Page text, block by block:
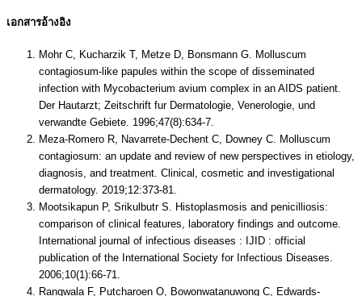
เอกสารอ้างอิง
Mohr C, Kucharzik T, Metze D, Bonsmann G. Molluscum
contagiosum-like papules within the scope of disseminated
infection with Mycobacterium avium complex in an AIDS patient.
Der Hautarzt; Zeitschrift fur Dermatologie, Venerologie, und
verwandte Gebiete. 1996;47(8):634-7.
Meza-Romero R, Navarrete-Dechent C, Downey C. Molluscum
contagiosum: an update and review of new perspectives in etiology,
diagnosis, and treatment. Clinical, cosmetic and investigational
dermatology. 2019;12:373-81.
Mootsikapun P, Srikulbutr S. Histoplasmosis and penicilliosis:
comparison of clinical features, laboratory findings and outcome.
International journal of infectious diseases : IJID : official
publication of the International Society for Infectious Diseases.
2006;10(1):66-71.
Rangwala F, Putcharoen O, Bowonwatanuwong C, Edwards-